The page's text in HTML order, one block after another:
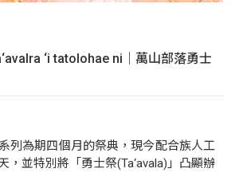
‘i tatolohae ni｜萬山部落勇士
列為期四個月的祭典，現今配合族人工
，並特別將「勇士祭(Ta‘avala)」凸顯辦